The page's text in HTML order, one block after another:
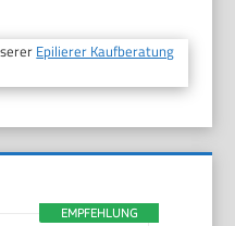
Epilierer Kaufberatung
EMPFEHLUNG